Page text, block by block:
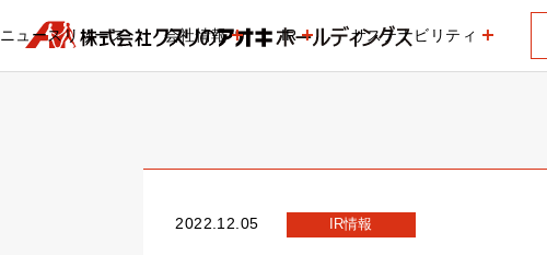
ニュースリリース 会社情報 IR サステナビリティ
2022.12.05 IR情報